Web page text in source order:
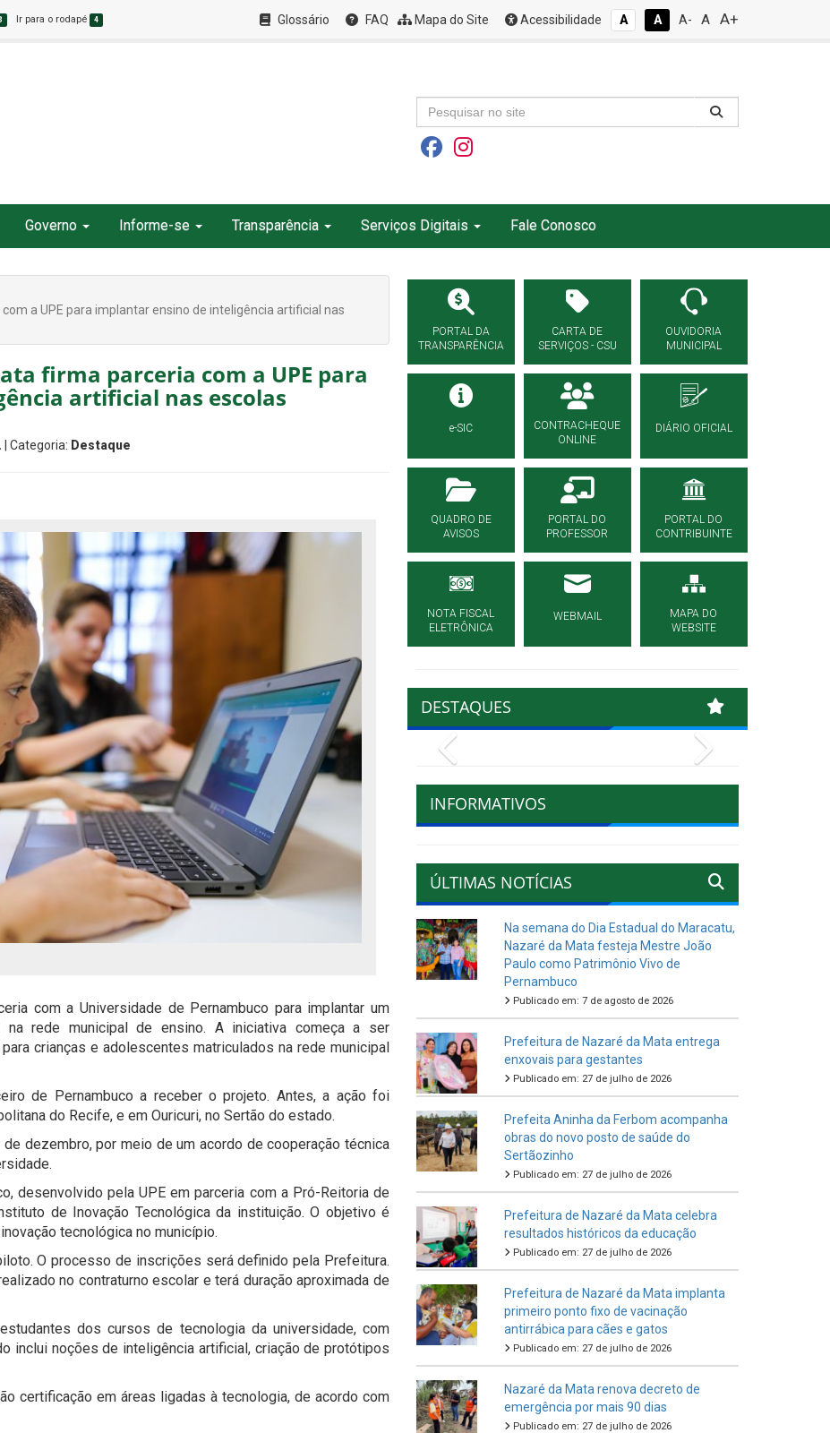
Ir para o rodapé 4 Glossário FAQ Mapa do Site Acessibilidade A A A- A A+
Governo Informe-se Transparência Serviços Digitais Fale Conosco
a UPE para implantar ensino de inteligência artificial nas
firma parceria com a UPE para
artificial nas escolas
| Categoria: Destaque
com a Universidade de Pernambuco para implantar um
rede municipal de ensino. A iniciativa começa a ser
crianças e adolescentes matriculados na rede municipal
de Pernambuco a receber o projeto. Antes, a ação foi
do Recife, e em Ouricuri, no Sertão do estado.
dezembro, por meio de um acordo de cooperação técnica
desenvolvido pela UPE em parceria com a Pró-Reitoria de
de Inovação Tecnológica da instituição. O objetivo é
tecnológica no município.
O processo de inscrições será definido pela Prefeitura.
no contraturno escolar e terá duração aproximada de
dos cursos de tecnologia da universidade, com
inclui noções de inteligência artificial, criação de protótipos
certificação em áreas ligadas à tecnologia, de acordo com
PORTAL DA
TRANSPARÊNCIA
CARTA DE
SERVIÇOS - CSU
OUVIDORIA
MUNICIPAL
e-SIC
CONTRACHEQUE
ONLINE
DIÁRIO OFICIAL
QUADRO DE
AVISOS
PORTAL DO
PROFESSOR
PORTAL DO
CONTRIBUINTE
NOTA FISCAL
ELETRÔNICA
WEBMAIL
MAPA DO
WEBSITE
DESTAQUES
INFORMATIVOS
ÚLTIMAS NOTÍCIAS
Na semana do Dia Estadual do Maracatu,
Nazaré da Mata festeja Mestre João
Paulo como Patrimônio Vivo de
Pernambuco
Publicado em: 7 de agosto de 2026
Prefeitura de Nazaré da Mata entrega
enxovais para gestantes
Publicado em: 27 de julho de 2026
Prefeita Aninha da Ferbom acompanha
obras do novo posto de saúde do
Sertãozinho
Publicado em: 27 de julho de 2026
Prefeitura de Nazaré da Mata celebra
resultados históricos da educação
Publicado em: 27 de julho de 2026
Prefeitura de Nazaré da Mata implanta
primeiro ponto fixo de vacinação
antirrábica para cães e gatos
Publicado em: 27 de julho de 2026
Nazaré da Mata renova decreto de
emergência por mais 90 dias
Publicado em: 27 de julho de 2026